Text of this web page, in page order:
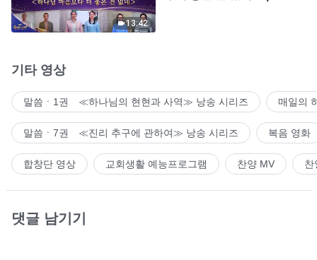
13:42
기타 영상
말씀ㆍ1권 ≪하나님의 현현과 사역≫ 낭송 시리즈 매일의
말씀ㆍ7권 ≪진리 추구에 관하여≫ 낭송 시리즈 복음 영화
합창단 영상 교회생활 예능프로그램 찬양 MV 찬
댓글 남기기